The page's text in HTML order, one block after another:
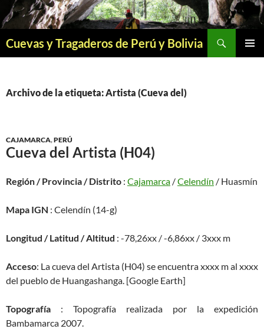
Saltar
al
Cuevas y Tragaderos de Perú y Bolivia
Archivo de la etiqueta: Artista (Cueva del)
CAJAMARCA,PERÚ
Cueva del Artista (H04)
Región / Provincia / Distrito : Cajamarca /Celendín / Huasmín
Mapa IGN : Celendín (14-g)
Longitud / Latitud / Altitud : -78,26xx / -6,86xx / 3xxx m
Acceso: La cueva del Artista (H04) se encuentra xxxx m al xxxx
del pueblo de Huangashanga. [Google Earth]
Topografía : Topografía realizada por la expedición
Bambamarca 2007.